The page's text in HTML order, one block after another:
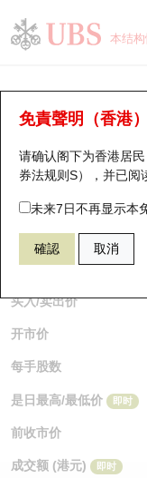
本结
免責聲明（香港）
请确认阁下为香港居
券法规则S），并已阅
未来7日不再显示本
確認 取消
认股证分析仪
表现 街货统计 比
26334 瑞银
$0.034 0.008
买入/卖出价
开市价
每手股数
是日最高/最低价 即时
前收市价
成交额 (港元) 即时
瑞银认股证一览
新发行瑞银认股证
即将到期认股证
认股证到期结算价查找
认股证分析仪
认股证速算机
认股证/牛熊证日志
街货统计
比较
牛熊全景快搜
牛熊证搜寻
牛熊证街货分布图
正股牛熊证列表
新发行瑞银牛熊证
已收回牛熊证剩余价值
牛熊证到期结算价查找
街货统计
比较
十大升幅/跌幅
十大认股证成交分布
十天股证占大市成交
资金流
街货统计
三十大平均引伸波幅
正股分析仪
二十大活跃股份
恒指成份股
国指成份股
科指成份股
相关资产沽空
中资ETFs溢价比较
持股比重
显示所有持股比重
每月轮证大市专题
轮证专栏
讲座及教育短片
认股证投资者教育
牛熊证投资者教育
认股证牛熊证常问问题